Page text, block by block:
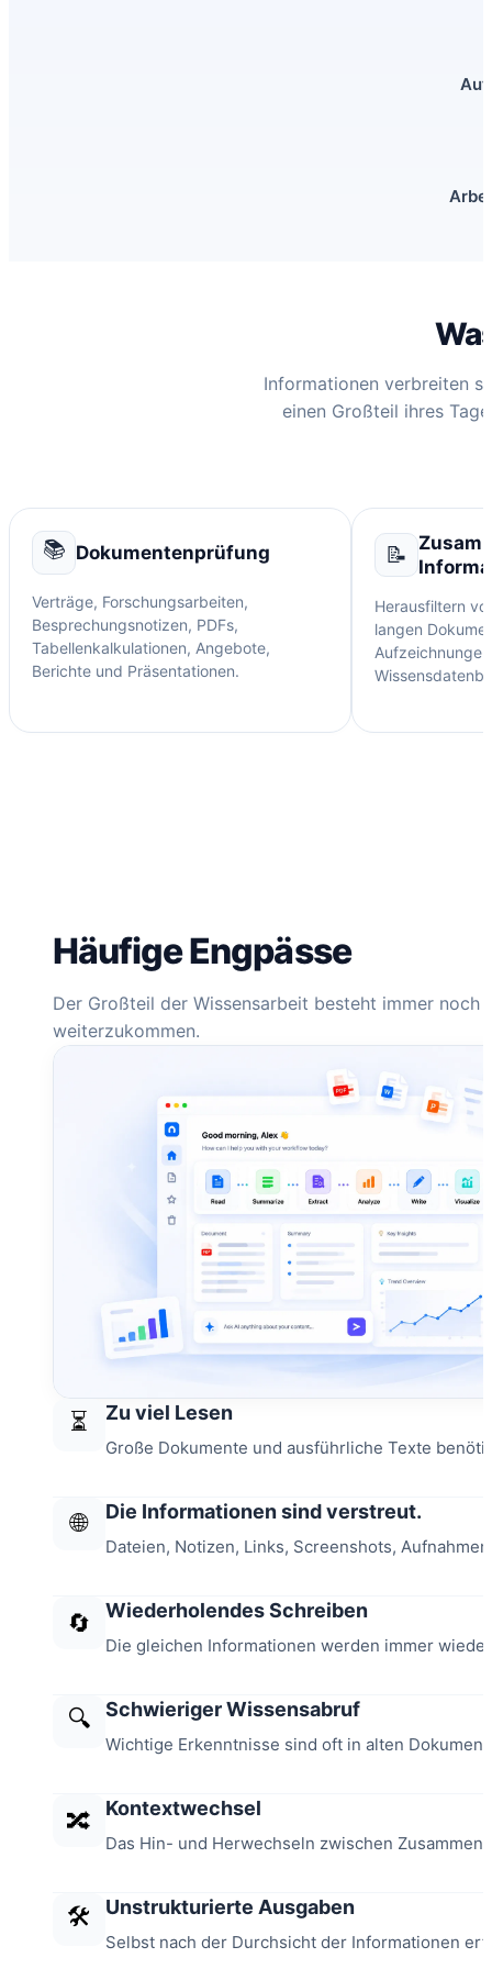
Informationen verbreiten
einen Großteil ihres
📚 Dokumentenprüfung
Verträge, Forschungsarbeiten,
Besprechungsnotizen, PDFs,
Tabellenkalkulationen, Angebote,
Berichte und Präsentationen.
📝
Herausfiltern
langen
Häufige Engpässe
Der Großteil der Wissensarbeit besteht immer noch
weiterzukommen.
⏳ Zu viel Lesen
Große Dokumente und ausführliche Texte
🌐 Die Informationen sind verstreut.
Dateien, Notizen, Links, Screenshots,
🔄 Wiederholendes Schreiben
Die gleichen Informationen werden immer
🔍 Schwieriger Wissensabruf
Wichtige Erkenntnisse sind oft in alten
🔀 Kontextwechsel
Das Hin- und Herwechseln zwischen
🛠️ Unstrukturierte Ausgaben
Selbst nach der Durchsicht der Informationen